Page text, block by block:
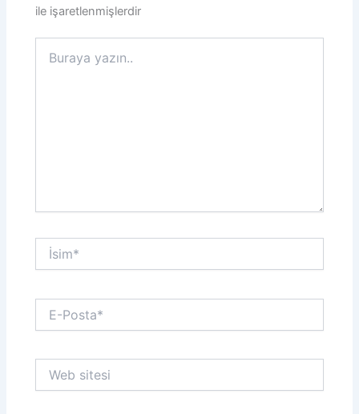
ile işaretlenmişlerdir
yazın..
İsim*
Posta*
sitesi